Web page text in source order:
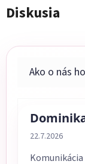
Diskusia
Hodnotenie
22.7.2026